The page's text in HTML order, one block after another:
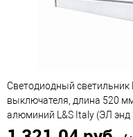
Светодиодный светильник
выключателя, длина 520
алюминий L&S Italy (ЭЛ